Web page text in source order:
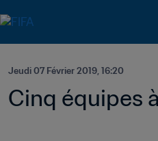
Jeudi 07 Février 2019, 16:20
Cinq équipes